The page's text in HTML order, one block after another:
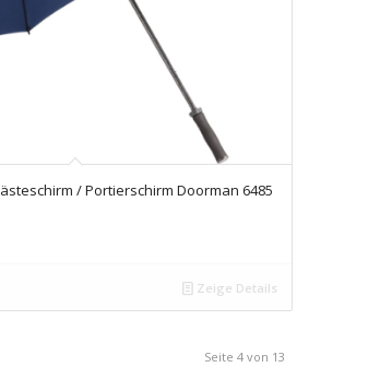
/ Portierschirm Doorman 6485
Zeige Details
Seite 4 von 13